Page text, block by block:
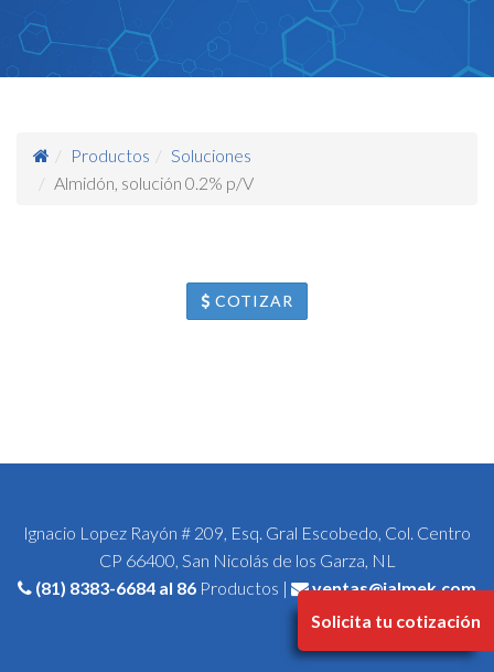
Solicita tu cotización
Productos
Soluciones
Almidón, solución 0.2% p/V
COTIZAR
Ignacio Lopez Rayón # 209, Esq. Gral Escobedo, Col. Centro
CP 66400, San Nicolás de los Garza, NL
(81) 8383-6684 al 86 Productos | ventas@jalmek.com